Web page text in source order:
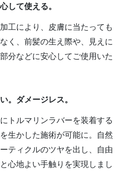
して使える。
工により、皮膚に当たっても
く、前髪の生え際や、見えに
分などに安心してご使用いた
。ダメージレス。
トルマリンラバーを装着する
生かした施術が可能に。自然
ティクルのツヤを出し、自由
心地よい手触りを実現しまし